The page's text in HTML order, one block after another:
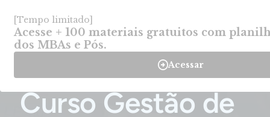
Curso Gestão de Projetos por E-mail
Curso Gestão de